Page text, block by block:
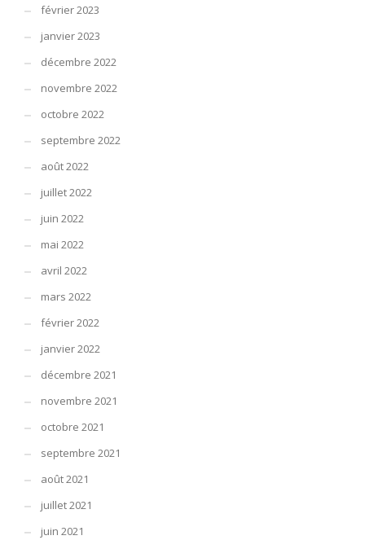
février 2023
janvier 2023
décembre 2022
novembre 2022
octobre 2022
septembre 2022
août 2022
juillet 2022
juin 2022
mai 2022
avril 2022
mars 2022
février 2022
janvier 2022
décembre 2021
novembre 2021
octobre 2021
septembre 2021
août 2021
juillet 2021
juin 2021